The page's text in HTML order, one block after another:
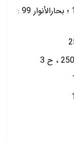
(4) وسائل الشيعة 13 : 555 ، ح 18431 ؛ بحارالأنوار 99 :